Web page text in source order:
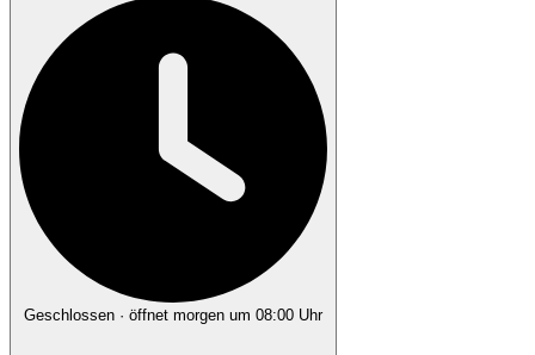
Geschlossen · öffnet morgen um 08:00 Uhr